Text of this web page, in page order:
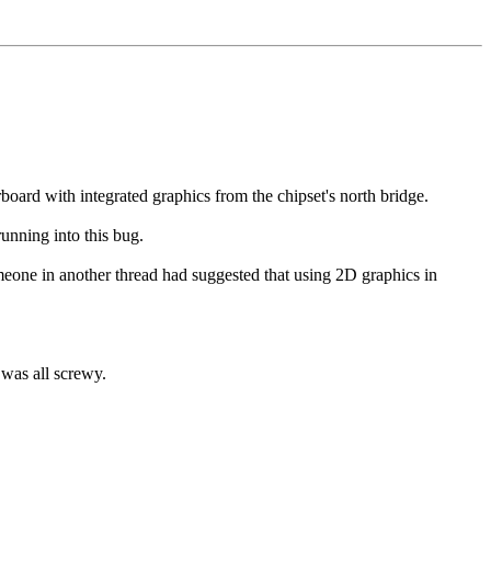
with integrated graphics from the chipset's north bridge.
into this bug.
in another thread had suggested that using 2D graphics in
all screwy.